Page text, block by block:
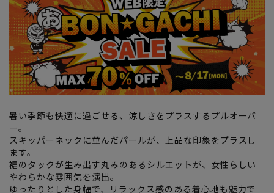
暑い季節も快適に過ごせる、涼しさをプラスするプルオーバ
ー。
スキッパーネックに並んだパールが、上品な印象をプラスし
ます。
裾のタックが生み出す丸みのあるシルエットが、女性らしい
やわらかな雰囲気を演出。
ゆったりとした身幅で、リラックス感のある着心地も魅力で